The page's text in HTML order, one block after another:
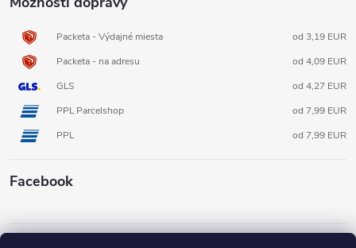
Packeta - Výdajné miesta
od 3,19 EUR
Packeta - na adresu
od 4,09 EUR
GLS
od 4,27 EUR
PPL Parcelshop
od 7,99 EUR
PPL
od 7,99 EUR
Facebook